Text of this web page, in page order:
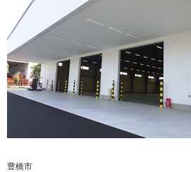
豊橋市